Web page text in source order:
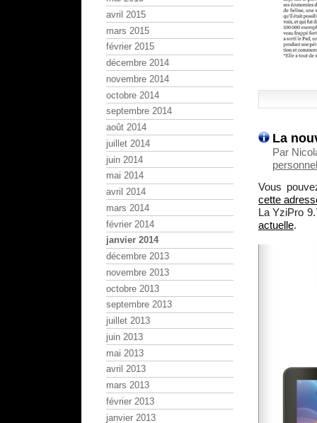
La
Par
Vous
cette
La YziPro
actuelle.
avril 2015
mars 2015
février 2015
décembre 2014
novembre 2014
octobre 2014
septembre 2014
août 2014
juillet 2014
juin 2014
mai 2014
avril 2014
mars 2014
février 2014
janvier 2014
décembre 2013
novembre 2013
octobre 2013
septembre 2013
juillet 2013
juin 2013
mai 2013
avril 2013
mars 2013
février 2013
janvier 2013